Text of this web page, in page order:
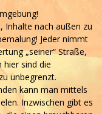
Inhalte nach außen zu
Jeder nimmt
„seiner“ Straße,
hier sind die
unbegrenzt.
kann man mittels
Inzwischen gibt es